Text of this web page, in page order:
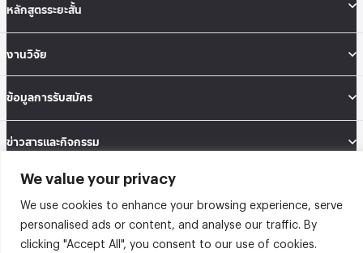
We value your privacy
We use cookies to enhance your browsing experience, serve
personalised ads or content, and analyse our traffic. By
clicking "Accept All", you consent to our use of cookies.
หลักสูตรระยะสั้น
งานวิจัย
ข้อมูลการรับสมัคร
ข่าวสารและกิจกรรม
คณะสถิติประยุกต์ อาคารนวมินทราธิราช ชั้น 12 เลขที่ 148 ถนนเสรีไทย แขวงคลองจั่น
เขตบางกะปิ กรุงเทพมหานคร 10240
Fax: 02-374-4061
Sitemap